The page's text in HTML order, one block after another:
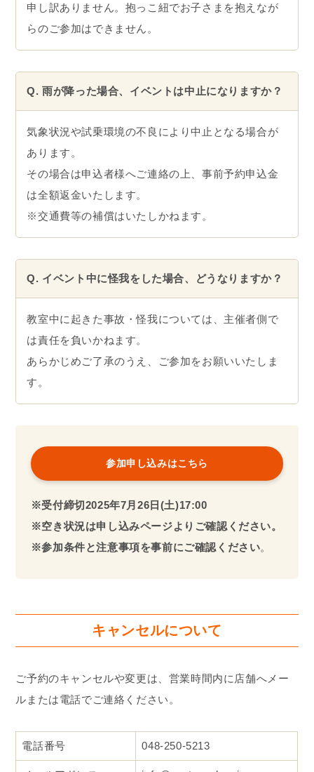
申し訳ありません。抱っこ紐でお子さまを抱えなが
らのご参加はできません。
Q. 雨が降った場合、イベントは中止になりますか？
気象状況や試乗環境の不良により中止となる場合が
あります。
その場合は申込者様へご連絡の上、事前予約申込金
は全額返金いたします。
※交通費等の補償はいたしかねます。
Q. イベント中に怪我をした場合、どうなりますか？
教室中に起きた事故・怪我については、主催者側で
は責任を負いかねます。
あらかじめご了承のうえ、ご参加をお願いいたしま
す。
参加申し込みはこちら
※受付締切2025年7月26日(土)17:00
※空き状況は申し込みページよりご確認ください。
※参加条件と注意事項を事前にご確認ください。
キャンセルについて
ご予約のキャンセルや変更は、営業時間内に店舗へメー
ルまたは電話でご連絡ください。
電話番号 048-250-5213